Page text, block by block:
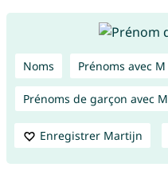
Noms Prénoms avec M
Prénoms de garçon avec M
Enregistrer Martijn